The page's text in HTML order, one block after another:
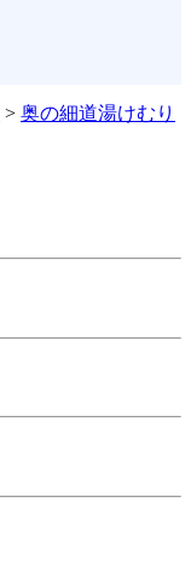
> 奥の細道湯けむり